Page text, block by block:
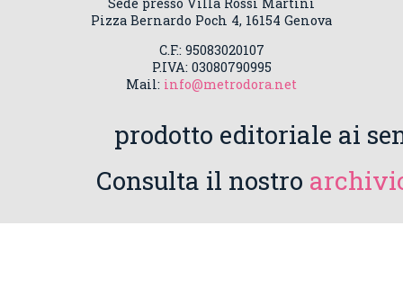
Pizza Bernardo Poch 4, 16154 Genova
C.F.: 95083020107
P.IVA: 03080790995
Mail: info@metrodora.net
prodotto editoriale ai
Consulta il nostro